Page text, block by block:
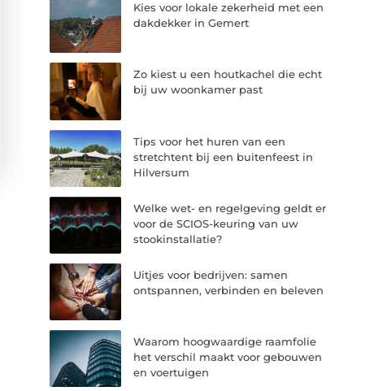
Kies voor lokale zekerheid met een
dakdekker in Gemert
Zo kiest u een houtkachel die echt
bij uw woonkamer past
Tips voor het huren van een
stretchtent bij een buitenfeest in
Hilversum
Welke wet- en regelgeving geldt er
voor de SCIOS-keuring van uw
stookinstallatie?
Uitjes voor bedrijven: samen
ontspannen, verbinden en beleven
Waarom hoogwaardige raamfolie
het verschil maakt voor gebouwen
en voertuigen